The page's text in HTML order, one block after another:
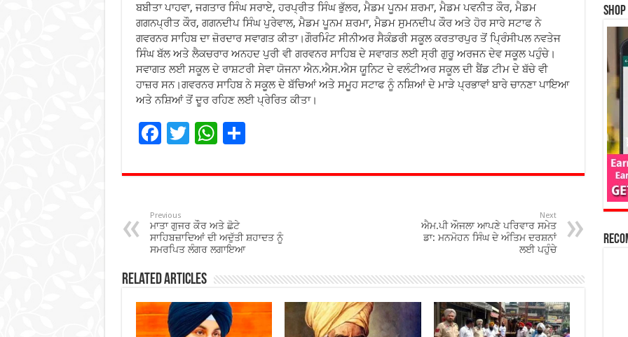
ਬਬੀਤਾ ਪਾਹਵਾ, ਜਗਤਾਰ ਸਿੰਘ ਸਰਾਏ, ਹਰਪ੍ਰੀਤ ਸਿੰਘ ਭੁੱਲਰ, ਮੈਡਮ ਪੂਨਮ ਸ਼ਰਮਾ, ਮੈਡਮ ਪਵਨੀਤ ਕੌਰ, ਮੈਡਮ
ਗਗਨਪ੍ਰੀਤ ਕੌਰ, ਗਗਨਦੀਪ ਸਿੰਘ ਪੁਰੇਵਾਲ, ਮੈਡਮ ਪੂਨਮ ਸ਼ਰਮਾ, ਮੈਡਮ ਸੁਮਨਦੀਪ ਕੌਰ ਅਤੇ ਹੋਰ ਸਾਰੇ ਸਟਾਫ ਨੇ
ਗਵਰਨਰ ਸਾਹਿਬ ਦਾ ਜ਼ੋਰਦਾਰ ਸਵਾਗਤ ਕੀਤਾ।ਗੌਰਮਿੰਟ ਸੀਨੀਅਰ ਸੈਕੰਡਰੀ ਸਕੂਲ ਕਰਤਾਰਪੁਰ ਤੋਂ ਪ੍ਰਿੰਸੀਪਲ ਨਵਤੇਜ
ਸਿੰਘ ਬੱਲ ਅਤੇ ਲੈਕਚਰਾਰ ਅਨਹਦ ਪੁਰੀ ਵੀ ਗਰਵਨਰ ਸਾਹਿਬ ਦੇ ਸਵਾਗਤ ਲਈ ਸ੍ਰੀ ਗੁਰੂ ਅਰਜਨ ਦੇਵ ਸਕੂਲ ਪਹੁੰਚੇ।
ਸਵਾਗਤ ਲਈ ਸਕੂਲ ਦੇ ਰਾਸ਼ਟਰੀ ਸੇਵਾ ਯੋਜਨਾ ਐਨ.ਐਸ.ਐਸ ਯੂਨਿਟ ਦੇ ਵਲੰਟੀਅਰ ਸਕੂਲ ਦੀ ਬੈਂਡ ਟੀਮ ਦੇ ਬੱਚੇ ਵੀ
ਹਾਜ਼ਰ ਸਨ।ਗਵਰਨਰ ਸਾਹਿਬ ਨੇ ਸਕੂਲ ਦੇ ਬੱਚਿਆਂ ਅਤੇ ਸਮੂਹ ਸਟਾਫ ਨੂੰ ਨਸ਼ਿਆਂ ਦੇ ਮਾੜੇ ਪ੍ਰਭਾਵਾਂ ਬਾਰੇ ਚਾਨਣਾ ਪਾਇਆ
ਅਤੇ ਨਸ਼ਿਆਂ ਤੋਂ ਦੂਰ ਰਹਿਣ ਲਈ ਪ੍ਰੇਰਿਤ ਕੀਤਾ।
F
e
o
o
k
T
tt
W
at
p
p
S
ar
Previous
ਮਾਤਾ ਗੁਜਰ ਕੌਰ ਅਤੇ ਛੋਟੇ
ਸਾਹਿਬਜ਼ਾਦਿਆਂ ਦੀ ਅਦੁੱਤੀ ਸ਼ਹਾਦਤ ਨੂੰ
ਸਮਰਪਿਤ ਲੰਗਰ ਲਗਾਇਆ
Next
ਐਮ.ਪੀ ਔਜਲਾ ਆਪਣੇ ਪਰਿਵਾਰ ਸਮੇਤ
ਡਾ: ਮਨਮੋਹਨ ਸਿੰਘ ਦੇ ਅੰਤਿਮ ਦਰਸ਼ਨਾਂ
ਲਈ ਪਹੁੰਚੇ
Related Articles